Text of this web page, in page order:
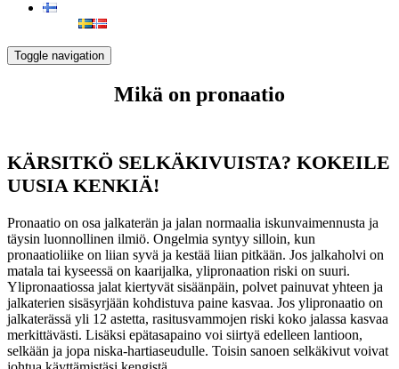
Toggle navigation
Mikä on pronaatio
KÄRSITKÖ SELKÄKIVUISTA? KOKEILE
UUSIA KENKIÄ!
Pronaatio on osa jalkaterän ja jalan normaalia iskunvaimennusta ja
täysin luonnollinen ilmiö. Ongelmia syntyy silloin, kun
pronaatioliike on liian syvä ja kestää liian pitkään. Jos jalkaholvi on
matala tai kyseessä on kaarijalka, ylipronaation riski on suuri.
Ylipronaatiossa jalat kiertyvät sisäänpäin, polvet painuvat yhteen ja
jalkaterien sisäsyrjään kohdistuva paine kasvaa. Jos ylipronaatio on
jalkaterässä yli 12 astetta, rasitusvammojen riski koko jalassa kasvaa
merkittävästi. Lisäksi epätasapaino voi siirtyä edelleen lantioon,
selkään ja jopa niska-hartiaseudulle. Toisin sanoen selkäkivut voivat